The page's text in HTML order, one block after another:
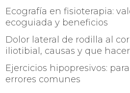
Ecografía en fisioterapia:
ecoguiada y beneficios
Dolor lateral de rodilla al
iliotibial, causas y que hacer
Ejercicios hipopresivos:
errores comunes